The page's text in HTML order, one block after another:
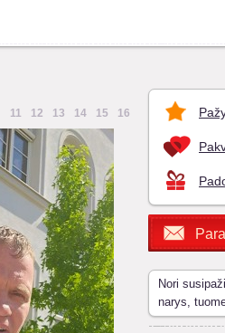
11 12 13 14 15 16
Nori
narys,